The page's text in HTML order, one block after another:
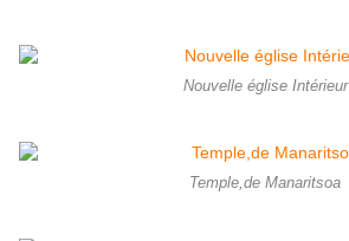
Nouvelle église Intérieur
Temple,de Manaritsoa